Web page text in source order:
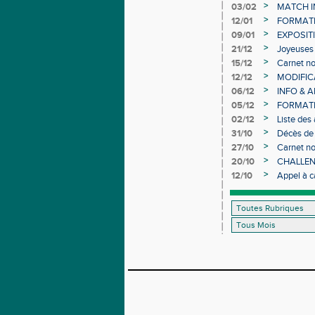
03/02
>
MATCH
12/01
>
09/01
>
21/12
>
15/12
>
Carnet
12/12
>
06/12
>
INFO &
05/12
>
02/12
>
Liste des
31/10
>
Décès
27/10
>
Carnet
20/10
>
12/10
>
Appel à